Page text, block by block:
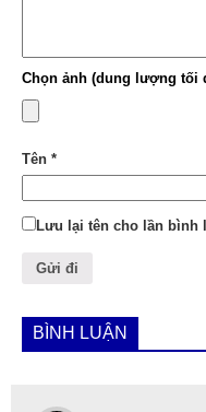
Chọn ảnh (dung lượng tối
Tên *
Lưu lại tên cho lần bình
BÌNH LUẬN